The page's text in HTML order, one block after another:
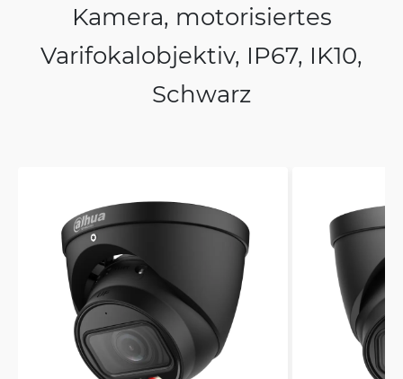
Kamera, motorisiertes
Varifokalobjektiv, IP67, IK10,
Schwarz